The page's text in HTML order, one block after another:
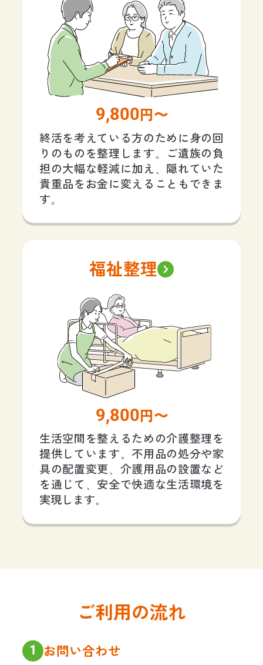
9,800 円〜
終活を考えている方のために身の回
りのものを整理します。ご遺族の負
担の大幅な軽減に加え、隠れていた
貴重品をお金に変えることもできま
す。
福祉整理
9,800 円〜
生活空間を整えるための介護整理を
提供しています。不用品の処分や家
具の配置変更、介護用品の設置など
を通じて、安全で快適な生活環境を
実現します。
ご利用の流れ
1 お問い合わせ